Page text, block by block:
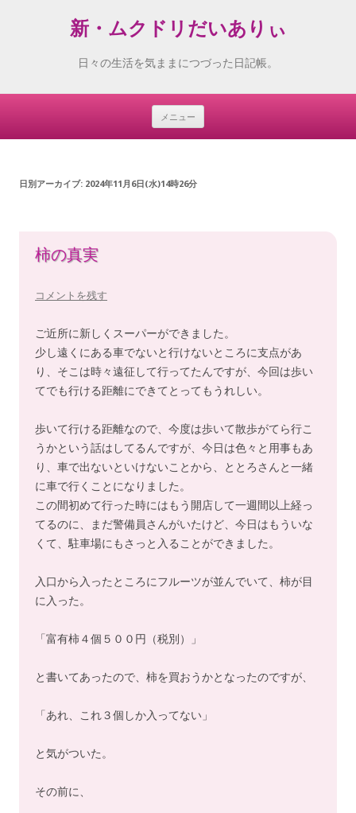
新・ムクドリだいありぃ
日々の生活を気ままにつづった日記帳。
メニュー
Skip
日別アーカイブ: 2024年11月6日(水)14時26分
柿の真実
コメントを残す
ご近所に新しくスーパーができました。
少し遠くにある車でないと行けないところに支点があ
り、そこは時々遠征して行ってたんですが、今回は歩い
てでも行ける距離にできてとってもうれしい。
歩いて行ける距離なので、今度は歩いて散歩がてら行こ
うかという話はしてるんですが、今日は色々と用事もあ
り、車で出ないといけないことから、ととろさんと一緒
に車で行くことになりました。
この間初めて行った時にはもう開店して一週間以上経っ
てるのに、まだ警備員さんがいたけど、今日はもういな
くて、駐車場にもさっと入ることができました。
入口から入ったところにフルーツが並んでいて、柿が目
に入った。
「富有柿４個５００円（税別）」
と書いてあったので、柿を買おうかとなったのですが、
「あれ、これ３個しか入ってない」
と気がついた。
その前に、